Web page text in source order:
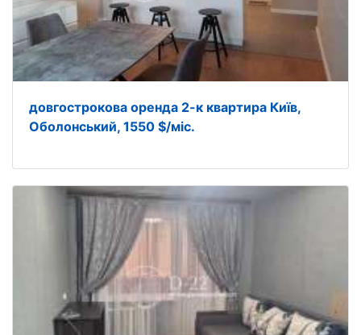
довгострокова оренда 2-к квартира Київ,
Оболонський, 1550 $/міс.